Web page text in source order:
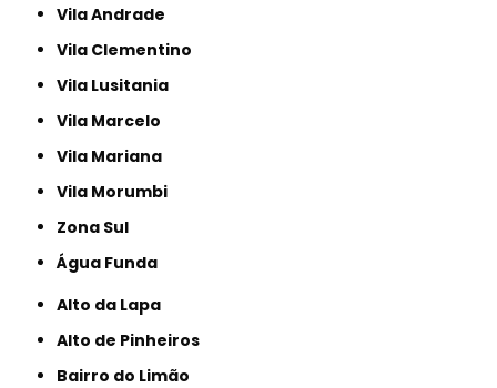
Vila Andrade
Vila Clementino
Vila Lusitania
Vila Marcelo
Vila Mariana
Vila Morumbi
Zona Sul
Água Funda
Alto da Lapa
Alto de Pinheiros
Bairro do Limão